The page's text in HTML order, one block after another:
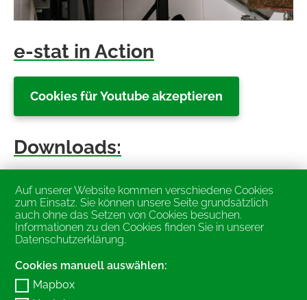
Auf unserer Website kommen verschiedene Cookies
zum Einsatz. Sie können unsere Seite grundsätzlich
auch ohne das Setzen von Cookies besuchen.
Informationen zu den Cookies finden Sie in unserer
Datenschutzerklärung.
Cookies manuell auswählen:
Mapbox
e-stat in Action
Cookies für Youtube akzeptieren
Downloads:
Datenblatt Scherfler e-stat
Gesamt_20250416
Scherfler Landtechnik GmbH
Kemating 41